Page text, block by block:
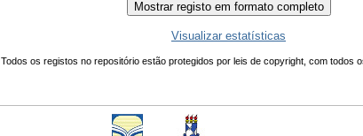
Visualizar estatísticas
Todos os registos no repositório estão protegidos por leis de copyright, com todos